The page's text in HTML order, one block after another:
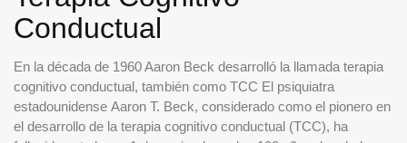
Conductual
En la década de 1960 Aaron Beck desarrolló la llamada terapia
cognitivo conductual, también como TCC El psiquiatra
estadounidense Aaron T. Beck, considerado como el pionero en
el desarrollo de la terapia cognitivo conductual (TCC), ha